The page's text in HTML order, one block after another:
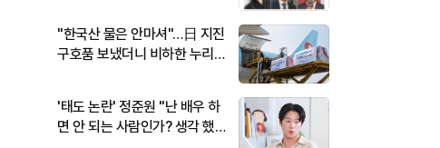
"한국산 물은 안마셔"…日 지진
구호품 보냈더니 비하한 누리
'태도 논란' 정준원 "난 배우 하
면 안 되는 사람인가? 생각 했